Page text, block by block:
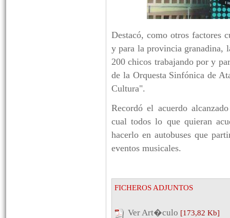
Destacó, como otros factores
y para la provincia granadina,
200 chicos trabajando por y
de la Orquesta Sinfónica de
Cultura".
Recordó el acuerdo
cual todos lo que quieran
hacerlo en autobuses que
eventos musicales.
FICHEROS ADJUNTOS
Ver Art�culo [173,82 Kb]